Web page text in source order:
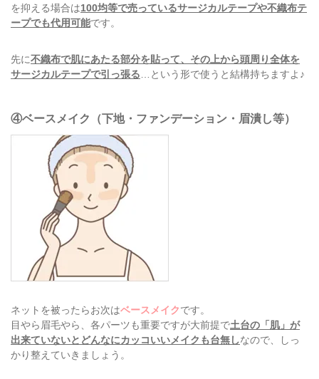
を抑える場合は100均等で売っているサージカルテープや不織布テ
ープでも代用可能です。
先に不織布で肌にあたる部分を貼って、その上から頭周り全体を
サージカルテープで引っ張る …という形で使うと結構持ちますよ♪
④ベースメイク（下地・ファンデーション・眉潰し等）
ネットを被ったらお次はベースメイクです。
目やら眉毛やら、各パーツも重要ですが大前提で土台の「肌」が
出来ていないとどんなにカッコいいメイクも台無しなので、しっ
かり整えていきましょう。